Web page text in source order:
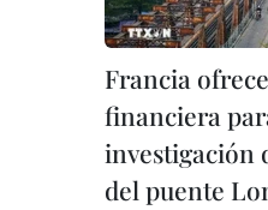
Francia
financiera
investigación
del puente